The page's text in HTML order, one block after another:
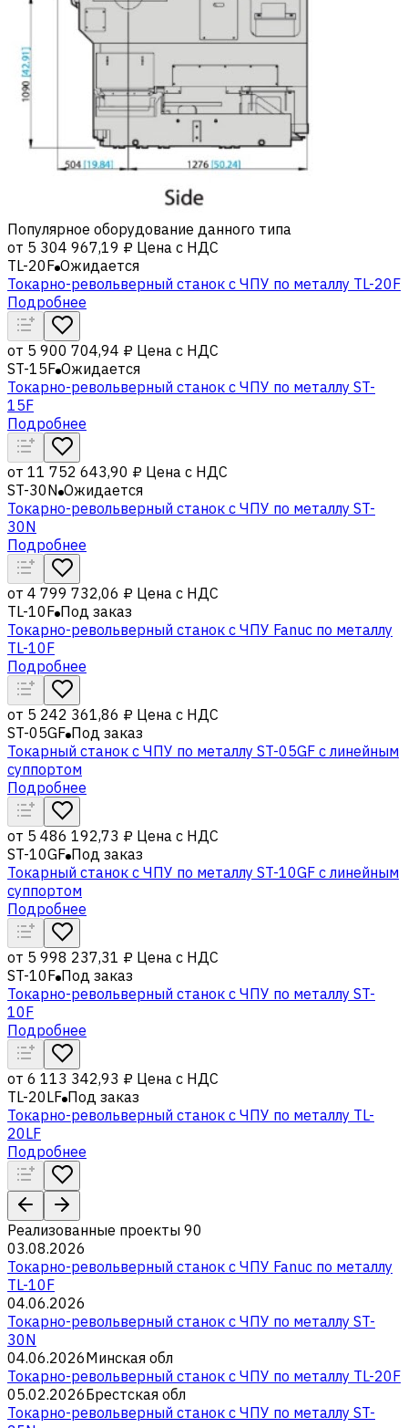
Популярное оборудование данного типа
от 5 304 967,19 ₽ Цена с НДС
TL-20F Ожидается
Токарно-револьверный станок с ЧПУ по металлу TL-20F
Подробнее
от 5 900 704,94 ₽ Цена с НДС
ST-15F Ожидается
Токарно-револьверный станок с ЧПУ по металлу ST-
15F
Подробнее
от 11 752 643,90 ₽ Цена с НДС
ST-30N Ожидается
Токарно-револьверный станок с ЧПУ по металлу ST-
30N
Подробнее
от 4 799 732,06 ₽ Цена с НДС
TL-10F Под заказ
Токарно-револьверный станок с ЧПУ Fanuc по металлу
TL-10F
Подробнее
от 5 242 361,86 ₽ Цена с НДС
ST-05GF Под заказ
Токарный станок с ЧПУ по металлу ST-05GF c линейным
суппортом
Подробнее
от 5 486 192,73 ₽ Цена с НДС
ST-10GF Под заказ
Токарный станок с ЧПУ по металлу ST-10GF c линейным
суппортом
Подробнее
от 5 998 237,31 ₽ Цена с НДС
ST-10F Под заказ
Токарно-револьверный станок с ЧПУ по металлу ST-
10F
Подробнее
от 6 113 342,93 ₽ Цена с НДС
TL-20LF Под заказ
Токарно-револьверный станок с ЧПУ по металлу TL-
20LF
Подробнее
Реализованные проекты 90
03.08.2026
Токарно-револьверный станок с ЧПУ Fanuc по металлу
TL-10F
04.06.2026
Токарно-револьверный станок с ЧПУ по металлу ST-
30N
04.06.2026Минская обл
Токарно-револьверный станок с ЧПУ по металлу TL-20F
05.02.2026Брестская обл
Токарно-револьверный станок с ЧПУ по металлу ST-